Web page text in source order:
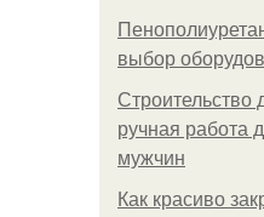
выбор
Строительство
ручная работа
мужчин
Как красиво